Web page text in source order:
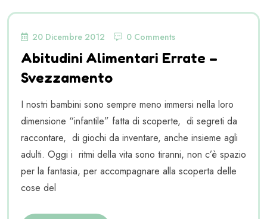
20 Dicembre 2012 0 Comments
Abitudini Alimentari Errate –
Svezzamento
I nostri bambini sono sempre meno immersi nella loro
dimensione “infantile” fatta di scoperte, di segreti da
raccontare, di giochi da inventare, anche insieme agli
adulti. Oggi i ritmi della vita sono tiranni, non c’è spazio
per la fantasia, per accompagnare alla scoperta delle
cose del